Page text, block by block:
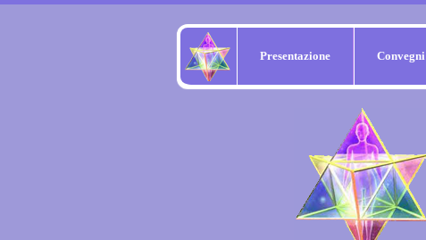
Presentazione Convegni